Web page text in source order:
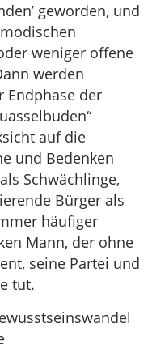
geworden, und
weniger offene
werden
Endphase der
auf die
und Bedenken
Schwächlinge,
Bürger als
häufiger
Mann, der ohne
seine Partei und
tut.